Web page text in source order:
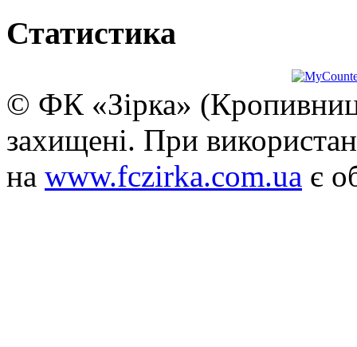
Статистика
© ФК «Зірка»
захищені. При
на www.fczirka.com.ua є